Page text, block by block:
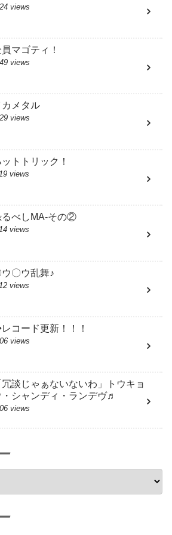
views
マゴティ！
views
カメタル
views
トトリック！
views
るべしMA-その②
views
ウ〇ウ乱舞♪
views
コード更新！！！
views
冗談じゃぁないないわ」トウキョ
・シャンディ・ランデヴ♬
views